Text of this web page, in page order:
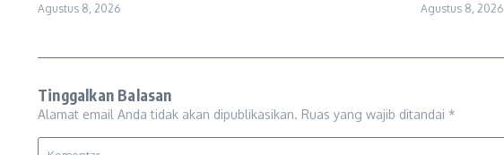
Agustus 8, 2026 Agustus 8, 2026
Tinggalkan Balasan
Alamat email Anda tidak akan dipublikasikan. Ruas yang wajib ditandai *